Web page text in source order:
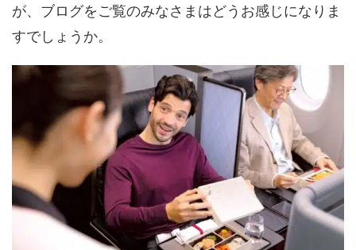
が、ブログをご覧のみなさまはどうお感じになりま
すでしょうか。